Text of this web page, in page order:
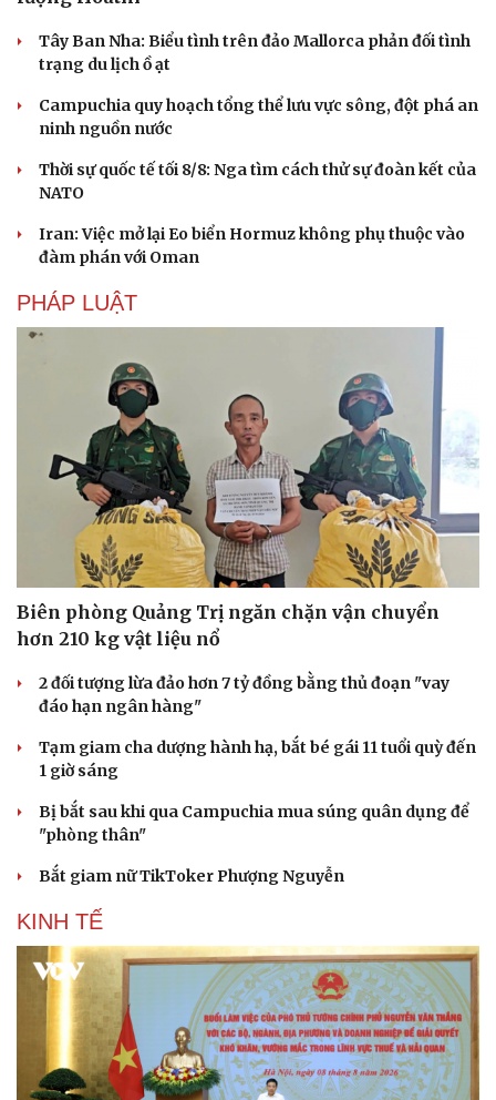
Du lịch
Săn Tour
check-in
Câu chuyện thời sự
Đọc truyện đêm khuya
Kể chuyện cho bé
Tây Ban Nha: Biểu tình trên đảo Mallorca phản đối tình
trạng du lịch ồ ạt
Campuchia quy hoạch tổng thể lưu vực sông, đột phá an
ninh nguồn nước
Thời sự quốc tế tối 8/8: Nga tìm cách thử sự đoàn kết của
NATO
Iran: Việc mở lại Eo biển Hormuz không phụ thuộc vào
đàm phán với Oman
PHÁP LUẬT
Biên phòng Quảng Trị ngăn chặn vận chuyển
hơn 210 kg vật liệu nổ
2 đối tượng lừa đảo hơn 7 tỷ đồng bằng thủ đoạn "vay
đáo hạn ngân hàng"
Tạm giam cha dượng hành hạ, bắt bé gái 11 tuổi quỳ đến
1 giờ sáng
Bị bắt sau khi qua Campuchia mua súng quân dụng để
"phòng thân"
Bắt giam nữ TikToker Phượng Nguyễn
KINH TẾ